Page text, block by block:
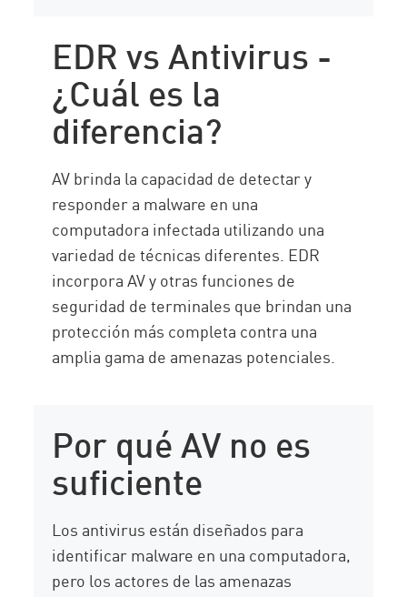
EDR vs Antivirus -
¿Cuál es la
diferencia?
AV brinda la capacidad de detectar y
responder a malware en una
computadora infectada utilizando una
variedad de técnicas diferentes. EDR
incorpora AV y otras funciones de
seguridad de terminales que brindan una
protección más completa contra una
amplia gama de amenazas potenciales.
Por qué AV no es
suficiente
Los antivirus están diseñados para
identificar malware en una computadora,
pero los actores de las amenazas